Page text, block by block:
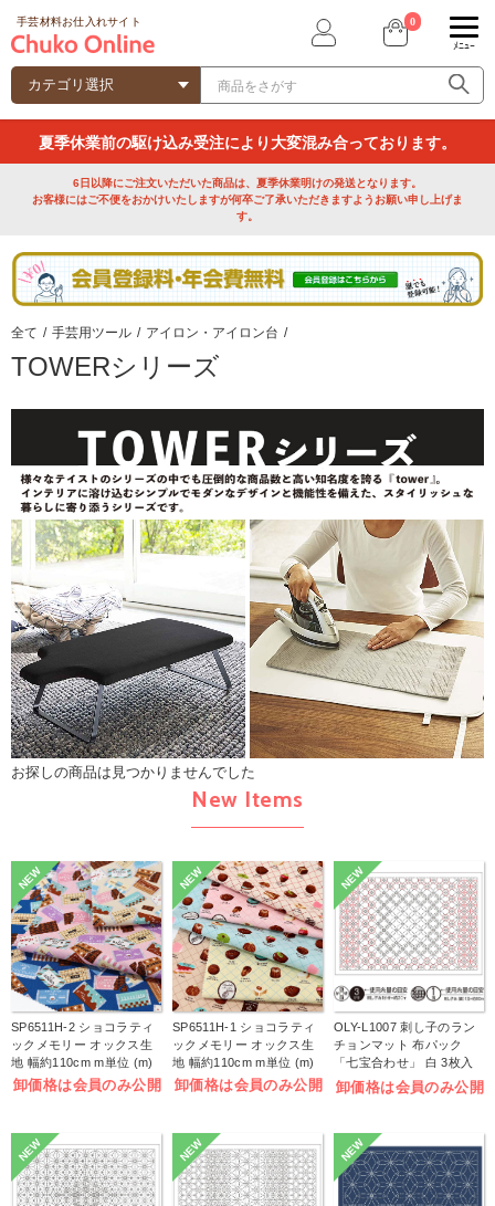
手芸材料お仕入れサイト 0
ﾒﾆｭｰ
夏季休業前の駆け込み受注により大変混み合っております。
6日以降にご注文いただいた商品は、夏季休業明けの発送となります。
お客様にはご不便をおかけいたしますが何卒ご了承いただきますようお願い申し上げま
す。
全て / 手芸用ツール / アイロン・アイロン台 /
TOWERシリーズ
お探しの商品は見つかりませんでした
New Items
NEW
SP6511H-2 ショコラティ
ックメモリー オックス生
地 幅約110cm m単位 (m)
卸価格は会員のみ公開
NEW
SP6511H-1 ショコラティ
ックメモリー オックス生
地 幅約110cm m単位 (m)
卸価格は会員のみ公開
NEW
OLY-L1007 刺し子のラン
チョンマット 布パック
「七宝合わせ」 白 3枚入
(袋)
卸価格は会員のみ公開
NEW NEW NEW